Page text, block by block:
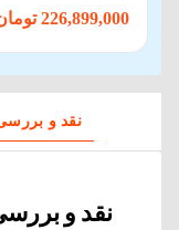
نقد و
نقد و